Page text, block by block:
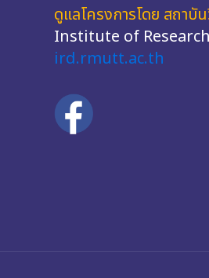
ดูแลโครงการโดย สถา
Institute of
ird.rmutt.ac.th